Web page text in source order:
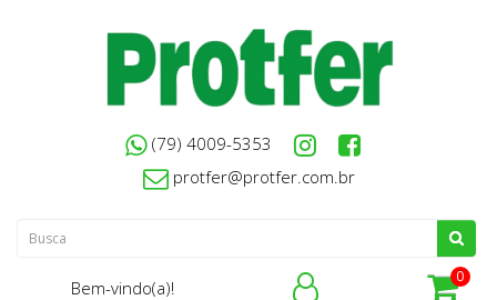
(79) 4009-5353
protfer@protfer.com.br
Bem-vindo(a)!
0